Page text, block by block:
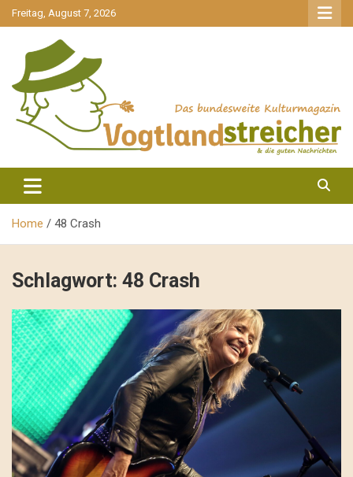
gehe
zum
Freitag, August 7, 2026
Vogtlandstreicher
Home 48 Crash
Schlagwort: 48 Crash